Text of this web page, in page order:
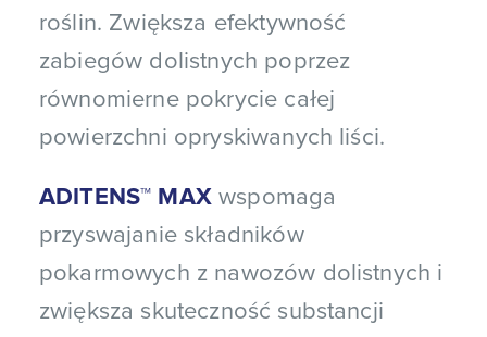
roślin. Zwiększa efektywność
zabiegów dolistnych poprzez
równomierne pokrycie całej
powierzchni opryskiwanych liści.
ADITENS™ MAXwspomaga
przyswajanie składników
pokarmowych z nawozów dolistnych i
zwiększa skuteczność substancji